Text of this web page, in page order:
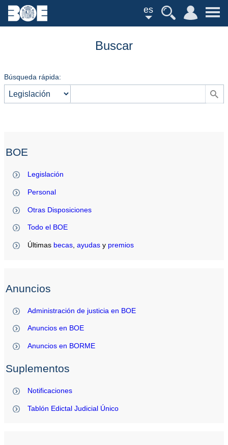
es
Buscar
Búsqueda rápida:
BOE
Legislación
Personal
Otras Disposiciones
Todo el BOE
Últimas becas ,ayudas y premios
Anuncios
Administración de justicia en BOE
Anuncios en BOE
Anuncios en BORME
Suplementos
Notificaciones
Tablón Edictal Judicial Único